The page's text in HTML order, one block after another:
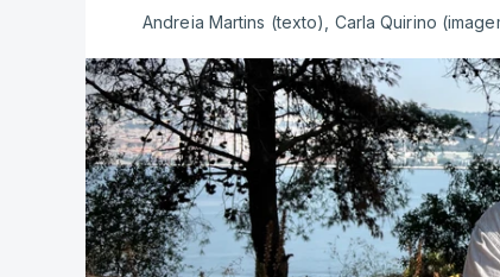
Andreia Martins (texto), Carla Quirino